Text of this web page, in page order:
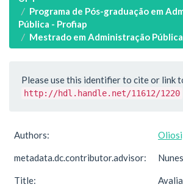
Programa de Pós-graduação em
Pública - Profiap
Mestrado em Administração
Please use this identifier to cite or link
http://hdl.handle.net/11612/1220
Authors:
metadata.dc.contributor.advisor:
Title: